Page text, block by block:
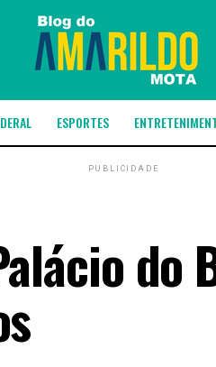
ESPORTES
PUBLICIDADE
do